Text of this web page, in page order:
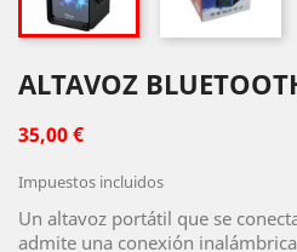
ALTAVOZ
35,00 €
Impuestos incluidos
Un altavoz portátil que se
admite una conexión